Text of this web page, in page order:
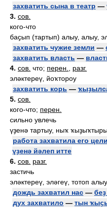
захватить сына в театр —
3. сов.
кого-что
баҫып (тартып) алыу, алыу,
захватить чужие земли —
захватить власть —
4. сов. что; перен.
разг.
эләктереү, йоҡтороу
захватить корь —
5. сов.
кого-что; перен.
сильно увлечь
үҙенә тартыу, ныҡ
работа захватила его
үҙенә йәлеп итте
6. сов. разг.
застичь
эләктереү, эләгеү, тотоп алыу
дождь захватил нас —
дух захватило — тын